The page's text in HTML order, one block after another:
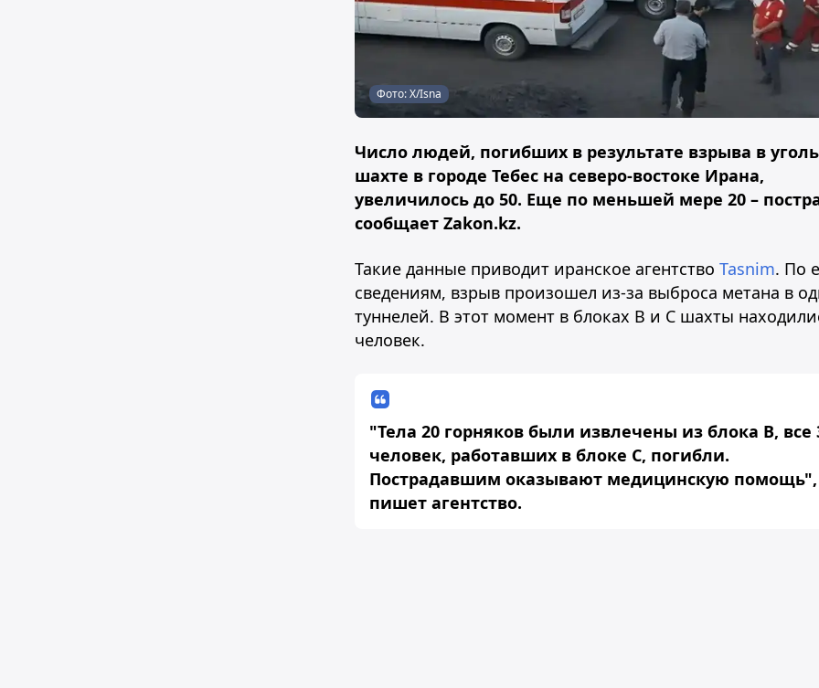
Фото: Х/Isna
Число людей, погибших в результате взрыва в
шахте в городе Тебес на северо-востоке Ирана,
увеличилось до 50. Еще по меньшей мере 20 –
сообщает Zakon.kz.
Такие данные приводит иранское агентство Tasnim. По
сведениям, взрыв произошел из-за выброса метана в
туннелей. В этот момент в блоках B и C шахты
человек.
"Тела 20 горняков были извлечены из блока B, все
человек, работавших в блоке C, погибли.
Пострадавшим оказывают медицинскую помощь",
пишет агентство.